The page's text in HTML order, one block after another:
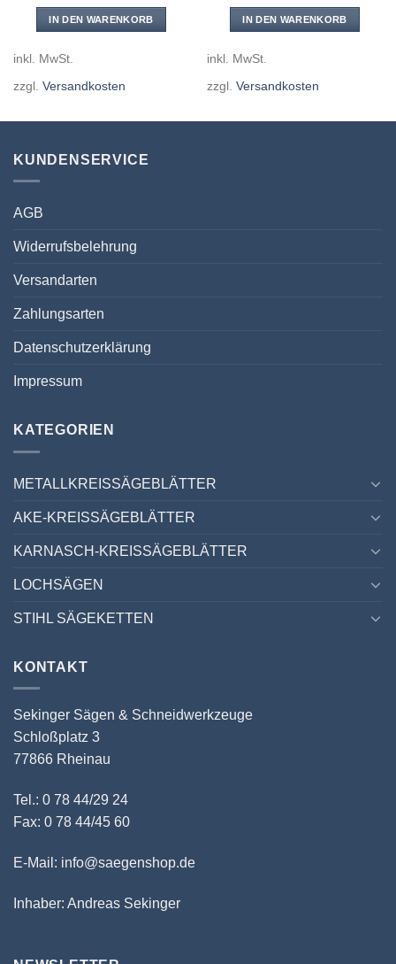
IN DEN WARENKORB
inkl. MwSt.
zzgl. Versandkosten
IN DEN WARENKORB
inkl. MwSt.
zzgl. Versandkosten
KUNDENSERVICE
AGB
Widerrufsbelehrung
Versandarten
Zahlungsarten
Datenschutzerklärung
Impressum
KATEGORIEN
METALLKREISSÄGEBLÄTTER
AKE-KREISSÄGEBLÄTTER
KARNASCH-KREISSÄGEBLÄTTER
LOCHSÄGEN
STIHL SÄGEKETTEN
KONTAKT
Sekinger Sägen & Schneidwerkzeuge
Schloßplatz 3
77866 Rheinau
Tel.: 0 78 44/29 24
Fax: 0 78 44/45 60
E-Mail: info@saegenshop.de
Inhaber: Andreas Sekinger